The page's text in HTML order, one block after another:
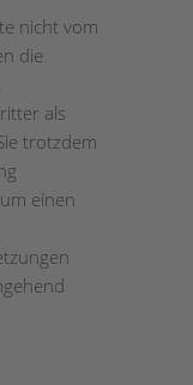
nicht vom
die
als
trotzdem
einen